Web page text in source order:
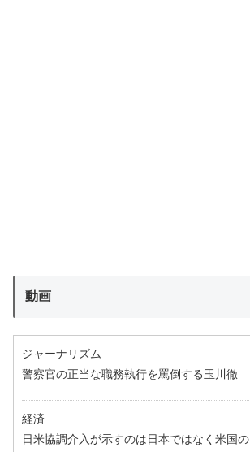
動画
ジャーナリズム
警察官の正当な職務執行を罵倒する玉川徹
経済
日米協調介入が示すのは日本ではなく米国の